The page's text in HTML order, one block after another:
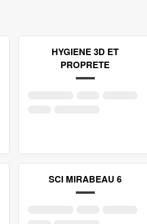
HYGIENE 3D ET
PROPRETE
SCI MIRABEAU 6